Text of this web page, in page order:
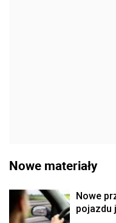
Nowe materiały
Nowe
pojazdu